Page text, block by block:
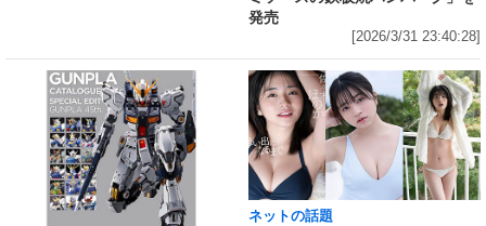
発売
[2026/3/31 23:40:28]
ネットの話題